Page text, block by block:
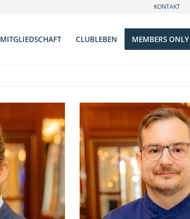
KONTAKT
MITGLIEDSCHAFT
Partner Clubs & Hotels
CLUBLEBEN
MEMBERS ONLY